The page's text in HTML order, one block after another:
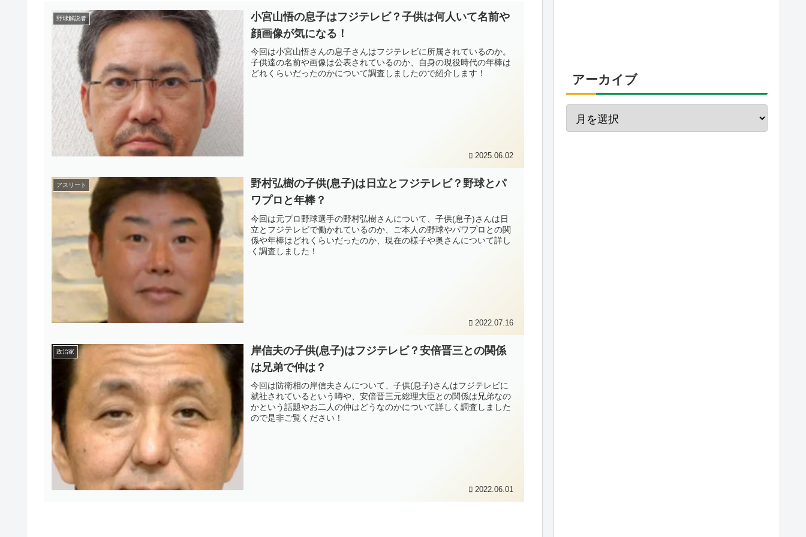
野球解説者
小宮山悟の息子はフジテレビ？子供は何人いて名前や
顔画像が気になる！
今回は小宮山悟さんの息子さんはフジテレビに所属されているのか。
子供達の名前や画像は公表されているのか、自身の現役時代の年棒は
どれくらいだったのかについて調査しましたので紹介します！
2025.06.02
アスリート
野村弘樹の子供(息子)は日立とフジテレビ？野球とパ
ワプロと年棒？
今回は元プロ野球選手の野村弘樹さんについて、子供(息子)さんは日
立とフジテレビで働かれているのか、ご本人の野球やパワプロとの関
係や年棒はどれくらいだったのか、現在の様子や奥さんについて詳し
く調査しました！
2022.07.16
政治家
岸信夫の子供(息子)はフジテレビ？安倍晋三との関係
は兄弟で仲は？
今回は防衛相の岸信夫さんについて、子供(息子)さんはフジテレビに
就社されているという噂や、安倍晋三元総理大臣との関係は兄弟なの
かという話題やお二人の仲はどうなのかについて詳しく調査しました
ので是非ご覧ください！
2022.06.01
アーカイブ